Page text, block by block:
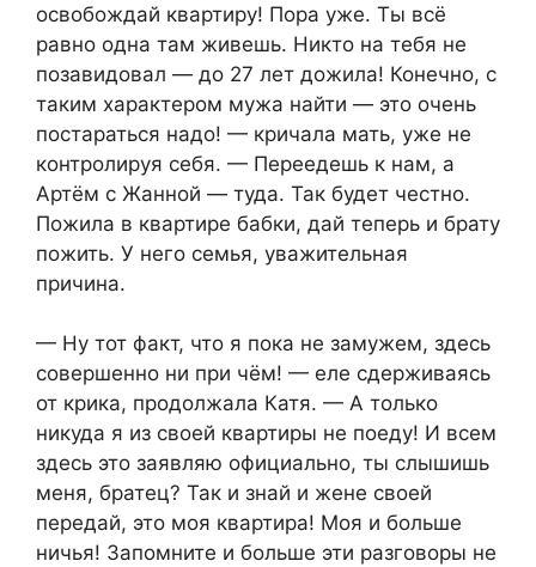
освобождай квартиру! Пора уже. Ты всё
равно одна там живешь. Никто на тебя не
позавидовал — до 27 лет дожила! Конечно, с
таким характером мужа найти — это очень
постараться надо! — кричала мать, уже не
контролируя себя. — Переедешь к нам, а
Артём с Жанной — туда. Так будет честно.
Пожила в квартире бабки, дай теперь и брату
пожить. У него семья, уважительная
причина.
— Ну тот факт, что я пока не замужем, здесь
совершенно ни при чём! — еле сдерживаясь
от крика, продолжала Катя. — А только
никуда я из своей квартиры не поеду! И всем
здесь это заявляю официально, ты слышишь
меня, братец? Так и знай и жене своей
передай, это моя квартира! Моя и больше
ничья! Запомните и больше эти разговоры не